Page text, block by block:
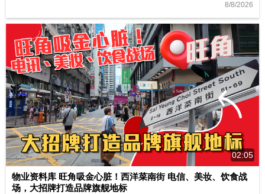
8/8/2026
02:05
物业资料库 旺角吸金心脏！西洋菜南街 电信、美妆、饮食战
场，大招牌打造品牌旗舰地标